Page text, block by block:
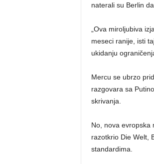
naterali su Berlin
„Ova miroljubiva
meseci ranije, isti
ukidanju
Mercu se ubrzo
razgovara sa
skrivanja.
No, nova evropska
razotkrio Die Welt,
standardima.